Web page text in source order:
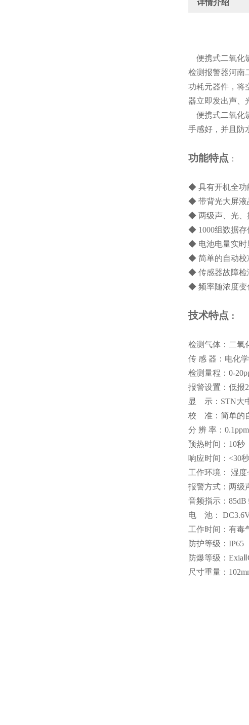
详情介绍
便携式二氧化
检测报警器河南
功耗元器件，将
器立即发出声、
便携式二氧化
手感好，并且防
功能特点 ：
◆ 具有开机全功
◆ 带背光大屏液
◆ 两级声、光、
◆ 1000组数据存
◆ 电池电量实时
◆ 简单的自动校
◆ 传感器故障检
◆ 频率随浓度变
技术特点 ：
检测气体：二氧
传 感 器：电化
检测量程：0-
报警设置：低报
显 示：STN大
校 准：简单的
分 辨 率：0.1ppm
预热时间：10秒
响应时间：<30秒
工作环境：
湿
报警方式：两级
音频指示：
电 池：
工作时间：有毒
防护等级：IP65
防爆等级：
尺寸重量：